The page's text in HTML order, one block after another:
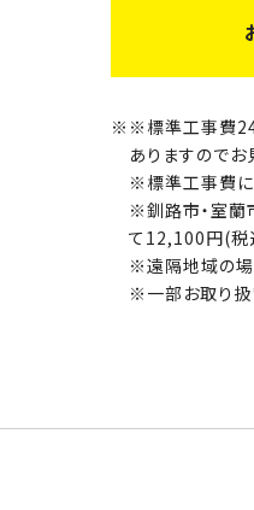
※標準工事費
ありますのでお
※標準工事費に
※釧路市・室蘭
て12,100円(税
※遠隔地域の場
※一部お取り扱